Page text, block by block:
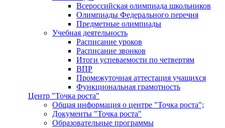
Всероссийская олимпиада школьников
Олимпиады Федерального перечня
Предметные олимпиады
Учебная деятельность
Расписание уроков
Расписание звонков
Итоги успеваемости по четвертям
ВПР
Промежуточная аттестация учащихся
Функциональная грамотность
Центр "Точка роста"
Общая информация о центре "Точка роста";
Документы "Точка роста"
Образовательные программы